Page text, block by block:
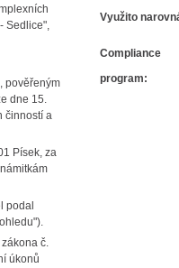
Sedlice",
pověřeným
dne 15.
činností a
Písek, za
podal
č.
úkonů
Využito
Compliance
program: